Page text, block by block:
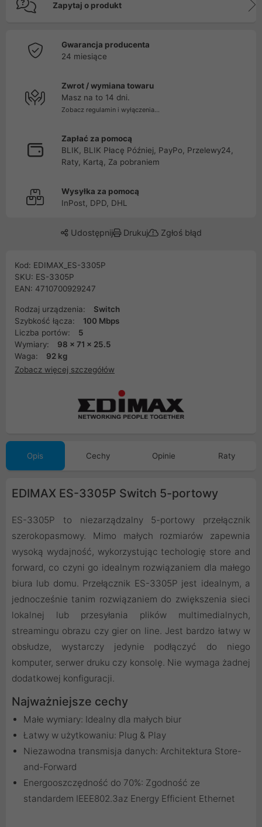
Zapytaj o produkt
Gwarancja producenta
24 miesiące
Zwrot / wymiana towaru
Masz na to 14 dni.
Zobacz regulamin i wyłączenia...
Zapłać za pomocą
BLIK, BLIK Płacę Później, PayPo, Przelewy24,
Raty, Kartą, Za pobraniem
Wysyłka za pomocą
InPost, DPD, DHL
Udostępnij Drukuj Zgłoś błąd
Kod: EDIMAX_ES-3305P
SKU: ES-3305P
EAN: 4710700929247
Rodzaj urządzenia:
Switch
Szybkość łącza:
100 Mbps
Liczba portów:
5
Wymiary:
98 x 71 x 25.5
Waga:
92 kg
Zobacz więcej szczegółów
Opis Cechy Opinie Raty
EDIMAX ES-3305P Switch 5-portowy
ES-3305P to niezarządzalny 5-portowy przełącznik
szerokopasmowy. Mimo małych rozmiarów zapewnia
wysoką wydajność, wykorzystując techologię store and
forward, co czyni go idealnym rozwiązaniem dla małego
biura lub domu. Przełącznik ES-3305P jest idealnym, a
jednocześnie tanim rozwiązaniem do zwiększenia sieci
lokalnej lub przesyłania plików multimedialnych,
streamingu obrazu czy gier on line. Jest bardzo łatwy w
obsłudze, wystarczy jedynie podłączyć do niego
komputer, serwer druku czy konsolę. Nie wymaga żadnej
dodatkowej konfiguracji.
Najważniejsze cechy
Małe wymiary: Idealny dla małych biur
Łatwy w użytkowaniu: Plug & Play
Niezawodna transmisja danych: Architektura Store-
and-Forward
Energooszczędność do 70%: Zgodność ze
standardem IEEE802.3az Energy Efficient Ethernet